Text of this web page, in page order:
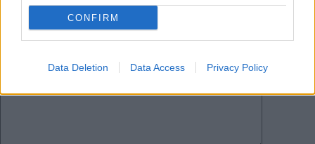
CONFIRM
Data Deletion Data Access Privacy Policy